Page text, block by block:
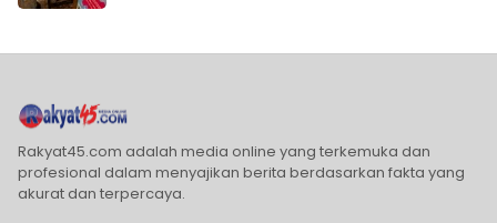
Rakyat45.com adalah media online yang terkemuka dan
profesional dalam menyajikan berita berdasarkan fakta yang
akurat dan terpercaya.